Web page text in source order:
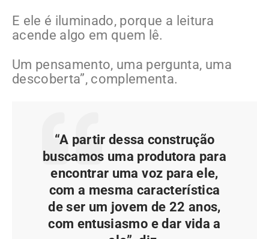
E ele é iluminado, porque a leitura
acende algo em quem lê.
Um pensamento, uma pergunta, uma
descoberta”, complementa.
“A partir dessa construção
buscamos uma produtora para
encontrar uma voz para ele,
com a mesma característica
de ser um jovem de 22 anos,
com entusiasmo e dar vida a